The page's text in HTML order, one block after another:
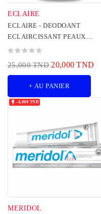
ECLAIRE
ECLAIRE - DEODOANT
ECLAIRCISSANT PEAUX
SENSIBLES 50ML
25,000 TND 20,000 TND
+ AU PANIER
 -4,000 TND
MERIDOL